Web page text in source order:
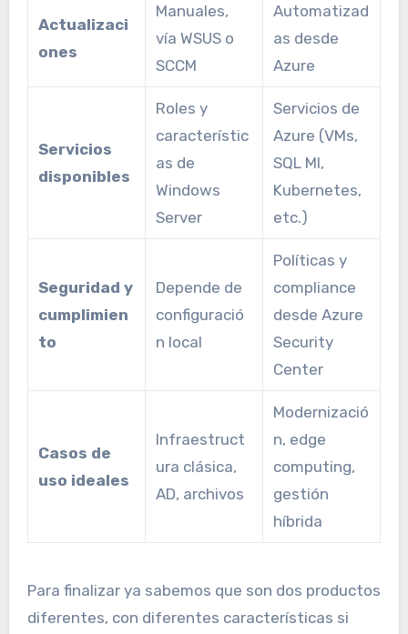
Actualizaci
ones
Manuales,
vía WSUS o
SCCM
Automatizad
as desde
Azure
Servicios
disponibles
Roles y
característic
as de
Windows
Server
Servicios de
Azure (VMs,
SQL MI,
Kubernetes,
etc.)
Seguridad y
cumplimien
to
Depende de
configuració
n local
Políticas y
compliance
desde Azure
Security
Center
Casos de
uso ideales
Infraestruct
ura clásica,
AD, archivos
Modernizació
n, edge
computing,
gestión
híbrida
Para finalizar ya sabemos que son dos productos
diferentes, con diferentes características si